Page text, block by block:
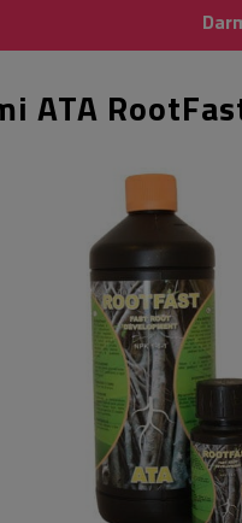
ATA